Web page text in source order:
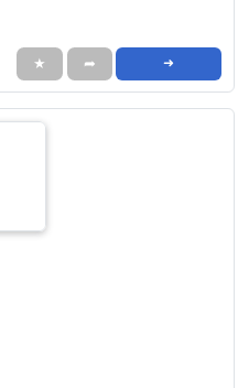
★ ➦ ➜